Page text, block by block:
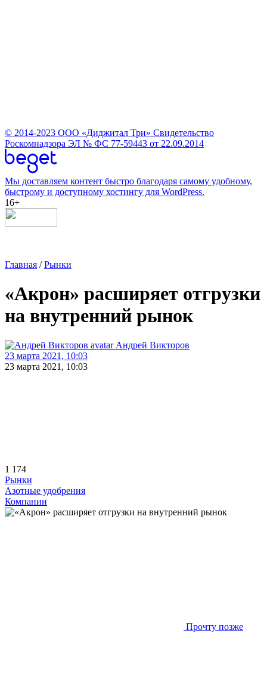
© 2014-2023 ООО «Диджитал Три» Свидетельство
Роскомнадзора ЭЛ № ФС 77-59443 от 22.09.2014
Мы доставляем контент быстро благодаря самому удобному,
быстрому и доступному хостингу для WordPress.
16+
Главная /Рынки
«Акрон» расширяет отгрузки
на внутренний рынок
Андрей Викторов
23 марта 2021, 10:03
23 марта 2021, 10:03
1 174
Рынки
Азотные удобрения
Компании
Прочту позже